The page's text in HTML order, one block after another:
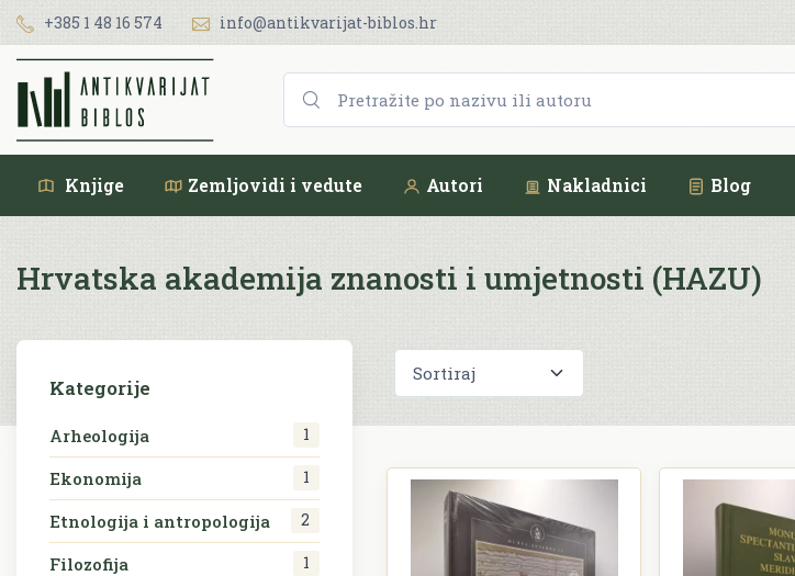
+385 1 48 16 574 info@antikvarijat-biblos.hr
Knjige Zemljovidi i vedute Autori Nakladnici Blog
Hrvatska akademija znanosti i umjetnosti (HAZU)
Kategorije
Arheologija 1
Ekonomija 1
Etnologija i antropologija 2
Filozofija 1